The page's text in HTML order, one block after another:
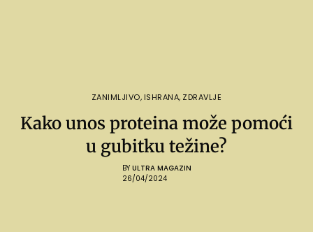
ZANIMLJIVO, ISHRANA, ZDRAVLJE
Kako unos proteina može pomoći
u gubitku težine?
BY ULTRA MAGAZIN
26/04/2024